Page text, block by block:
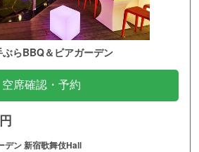
らBBQ＆ビアガーデン
空席確認・予約
デン 新宿歌舞伎Hall